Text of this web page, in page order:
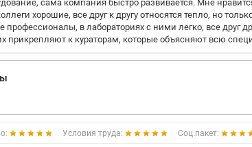
сама компания быстро развивается. Мне
хорошие, все друг к другу относятся тепло, но
профессионалы, в лабораториях с ними легко, все друг
прикрепляют к кураторам, которые объясняют всю
Условия труда: Соц.пакет: